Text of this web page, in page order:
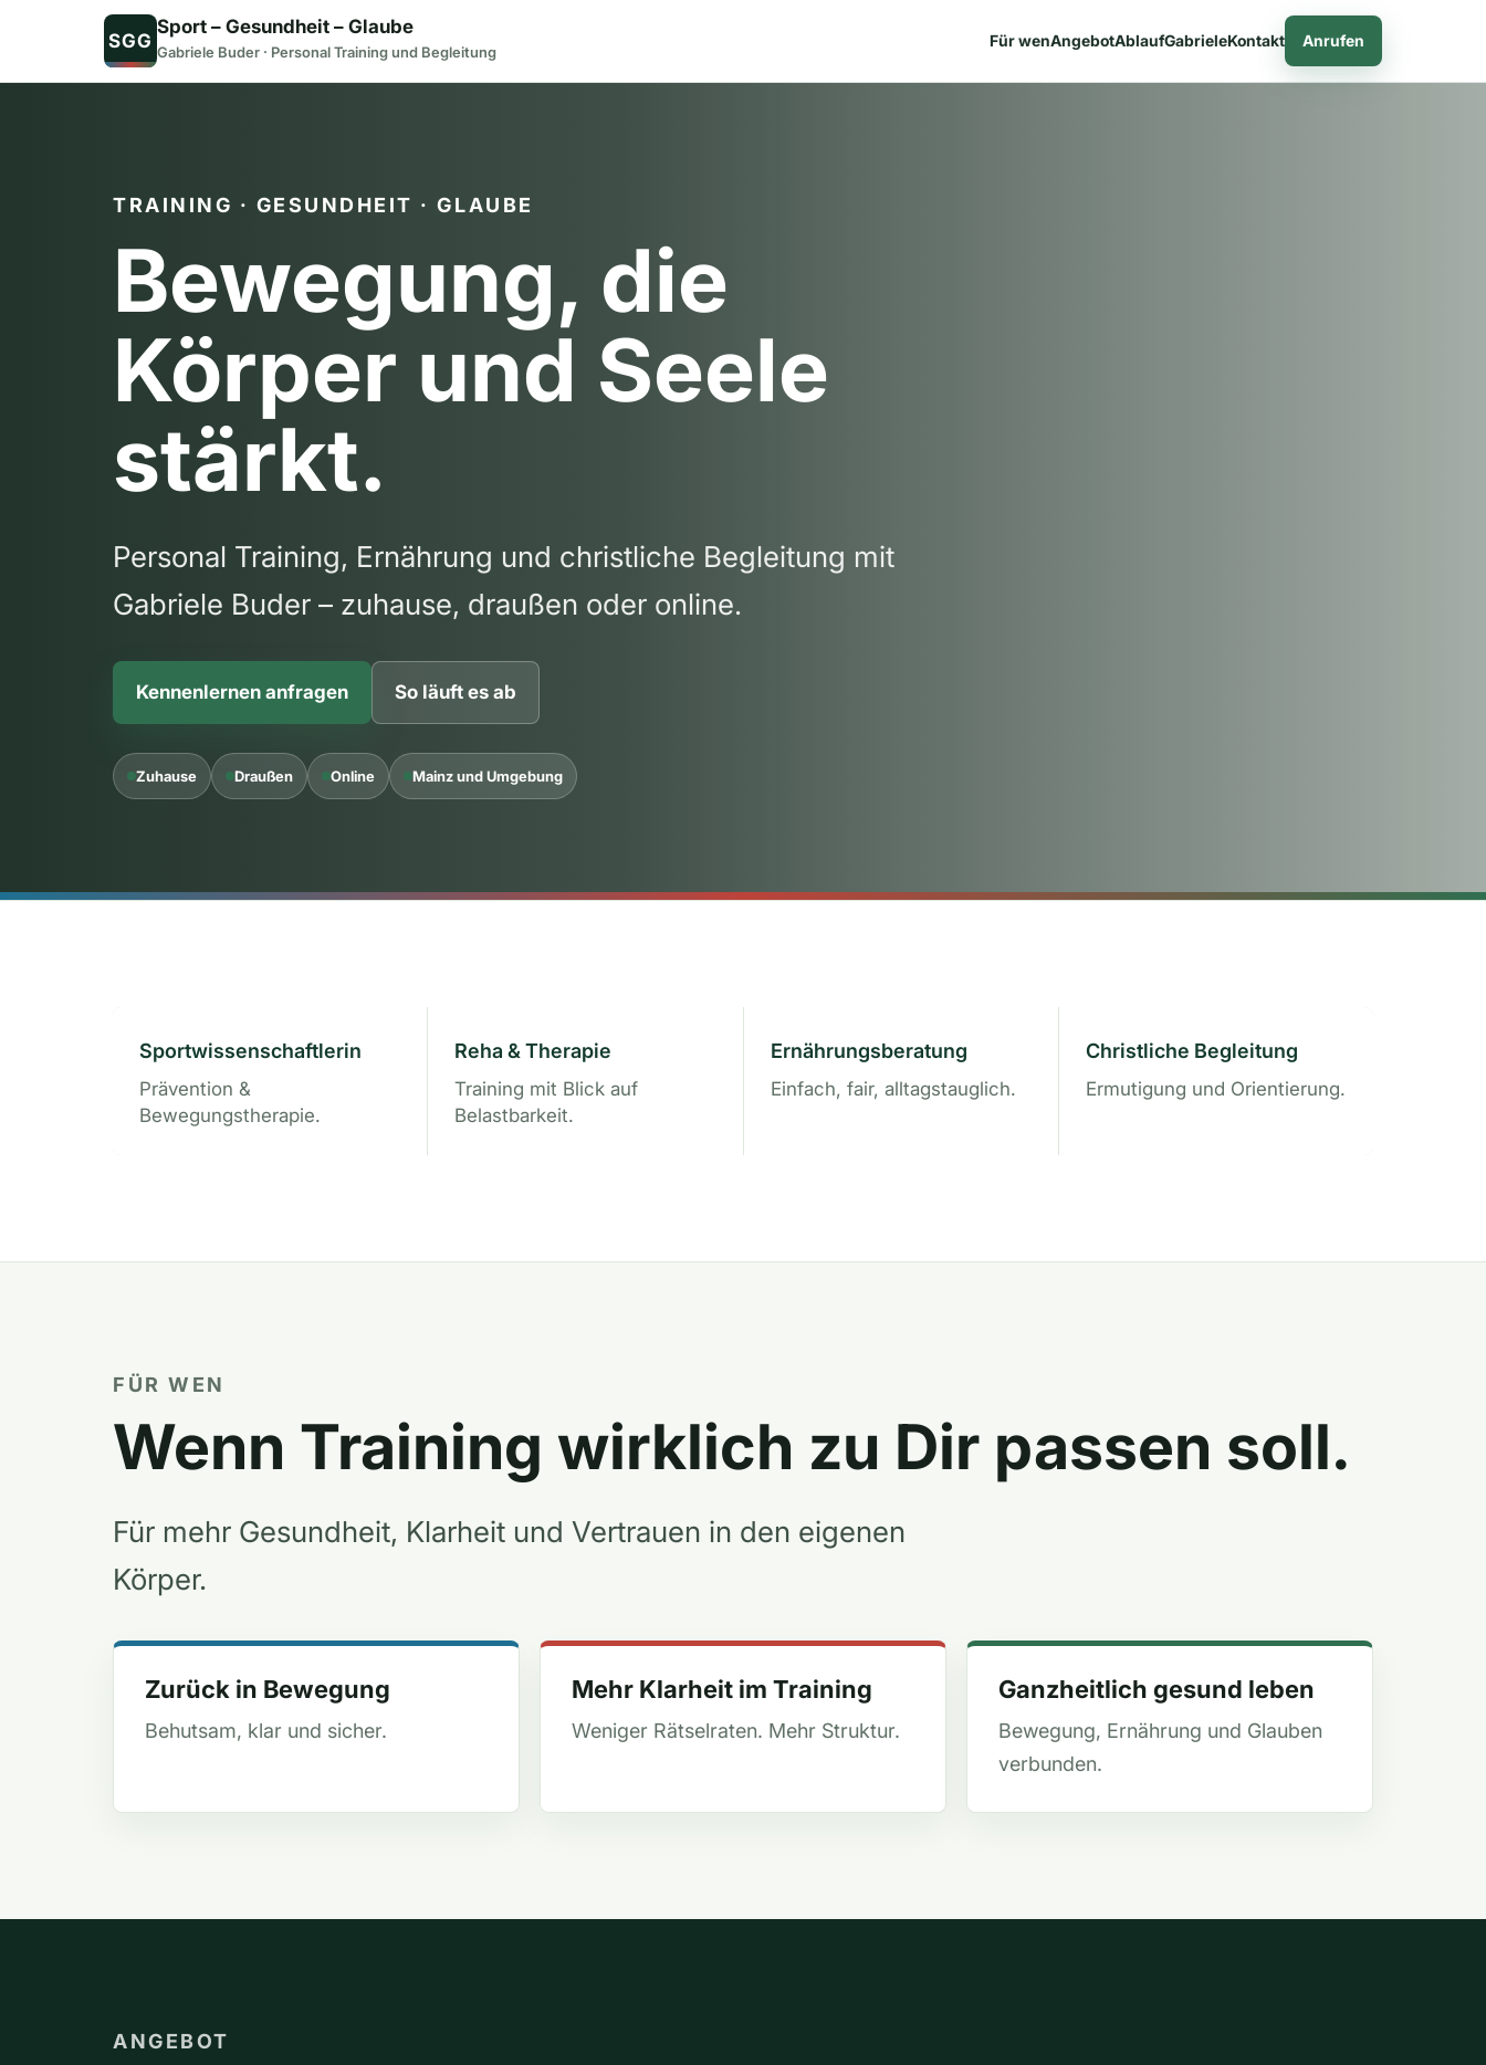
springen
SGG
Sport – Gesundheit – Glaube
Gabriele Buder · Personal Training und Begleitung
Für wenAngebotAblaufGabrieleKontakt Anrufen
TRAINING · GESUNDHEIT · GLAUBE
Bewegung, die
Körper und Seele
stärkt.
Personal Training, Ernährung und christliche Begleitung mit
Gabriele Buder – zuhause, draußen oder online.
Kennenlernen anfragen So läuft es ab
Zuhause Draußen Online Mainz und Umgebung
Sportwissenschaftlerin
Prävention &
Bewegungstherapie.
Reha & Therapie
Training mit Blick auf
Belastbarkeit.
Ernährungsberatung
Einfach, fair, alltagstauglich.
Christliche Begleitung
Ermutigung und Orientierung.
FÜR WEN
Wenn Training wirklich zu Dir passen soll.
Für mehr Gesundheit, Klarheit und Vertrauen in den eigenen
Körper.
Zurück in Bewegung
Behutsam, klar und sicher.
Mehr Klarheit im Training
Weniger Rätselraten. Mehr Struktur.
Ganzheitlich gesund leben
Bewegung, Ernährung und Glauben
verbunden.
ANGEBOT